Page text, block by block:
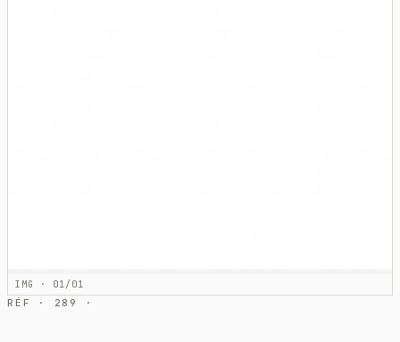
IMG · 01/01
RÉF · 289 ·